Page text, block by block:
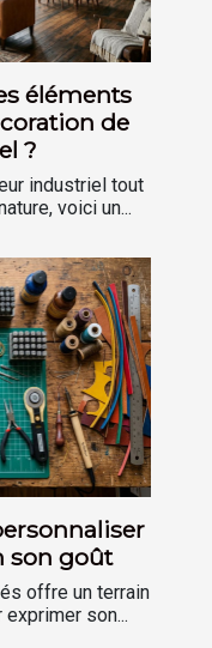
éléments
de
?
industriel tout
voici un...
son goût
offre un terrain
son...